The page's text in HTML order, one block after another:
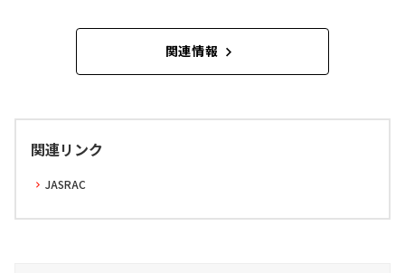
関連情報
関連リンク
JASRAC